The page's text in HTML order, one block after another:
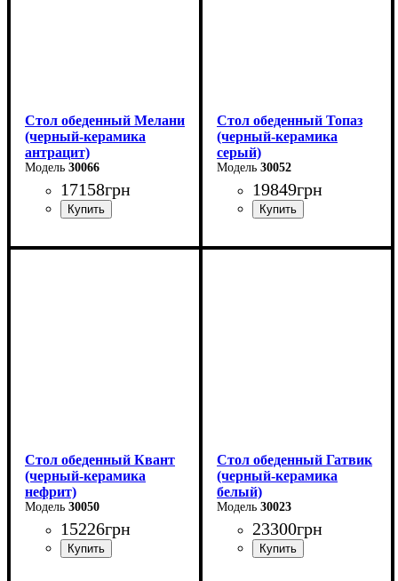
Стол обеденный Мелани
(черный-керамика
антрацит)
30066
17158грн
Длина - 140 (+60) см
Стол обеденный Топаз
(черный-керамика
серый)
30052
19849грн
Длина - 180 (+80) см
Стол обеденный Квант
(черный-керамика
нефрит)
30050
15226грн
Стол обеденный Гатвик
(черный-керамика
белый)
30023
23300грн